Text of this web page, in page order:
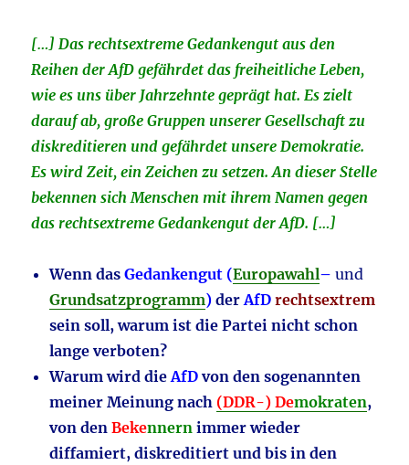
[…] Das rechtsextreme Gedankengut aus den
Reihen der AfD gefährdet das freiheitliche Leben,
wie es uns über Jahrzehnte geprägt hat. Es zielt
darauf ab, große Gruppen unserer Gesellschaft zu
diskreditieren und gefährdet unsere Demokratie.
Es wird Zeit, ein Zeichen zu setzen. An dieser Stelle
bekennen sich Menschen mit ihrem Namen gegen
das rechtsextreme Gedankengut der AfD. […]
Wenn dasGedankengut (Europawahl– und
Grundsatzprogramm)derAfD rechtsextrem
sein soll, warum ist die Partei nicht schon
lange verboten?
Warum wird dieAfDvon den sogenannten
meiner Meinung nach (DDR-) Demokraten,
von denBekennern immer wieder
diffamiert, diskreditiert und bis in den